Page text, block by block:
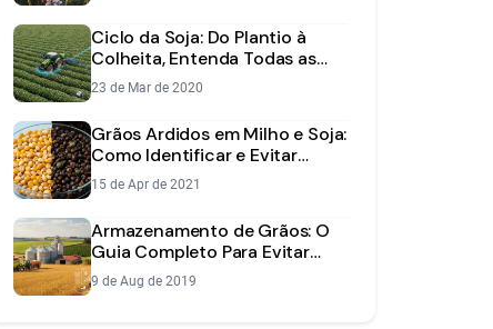
Ciclo da Soja: Do Plantio à
Colheita, Entenda Todas as
Etapas
23 de Mar de 2020
Grãos Ardidos em Milho e Soja:
Como Identificar e Evitar
Perdas na Sua Lavoura
15 de Apr de 2021
Armazenamento de Grãos: O
Guia Completo Para Evitar
Perdas e Lucrar Mais
9 de Aug de 2019